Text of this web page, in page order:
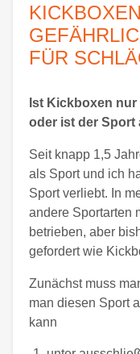
FÜR
Ist Kickboxen
oder ist der Sport
Seit knapp 1,5
als Sport und ich
Sport verliebt. In
andere Sportarten
betrieben, aber
gefordert wie
Zunächst muss
man diesen Sport
kann